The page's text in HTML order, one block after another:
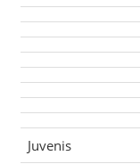
Juvenis